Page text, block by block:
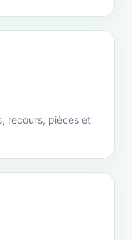
recours, pièces et